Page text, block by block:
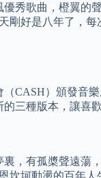
秀歌曲，橙翼
好是八年了，
CASH）頒發音
三種版本，讓喜
有孤槳聲遠蕩